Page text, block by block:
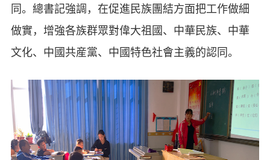
同。總書記強調，在促進民族團結方面把工作做細
做實，增強各族群眾對偉大祖國、中華民族、中華
文化、中國共産黨、中國特色社會主義的認同。